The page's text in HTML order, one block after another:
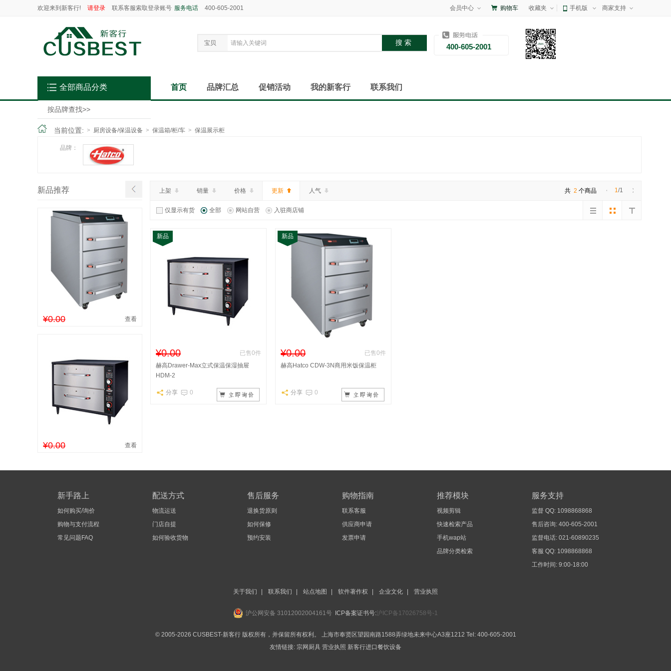
欢迎来到新客行! 请登录 联系客服索取登录账号 服务电话 400-605-2001 会员中心 购物车 收藏夹 手机版 商家支持
宝贝 400-605-2001
按品牌查找>>
全部商品分类 首页 品牌汇总 促销活动 我的新客行 联系我们
当前位置: > 厨房设备/保温设备 > 保温箱/柜/车 > 保温展示柜
品牌：
新品推荐
¥0.00 查看
¥0.00 查看
上架 销量 价格 更新 人气 1/1
共 2 个商品
仅显示有货 全部 网站自营 入驻商店铺
新品
¥0.00
已售0件
赫高Drawer-Max立式保温保湿抽屉
HDM-2
分享 0
新品
¥0.00
已售0件
赫高Hatco CDW-3N商用米饭保温柜
分享 0
新手路上
如何购买/询价
购物与支付流程
常见问题FAQ
配送方式
物流运送
门店自提
如何验收货物
售后服务
退换货原则
如何保修
预约安装
购物指南
联系客服
供应商申请
发票申请
推荐模块
视频剪辑
快速检索产品
手机wap站
品牌分类检索
服务支持
监督 QQ: 1098868868
售后咨询: 400-605-2001
监督电话: 021-60890235
客服 QQ: 1098868868
工作时间: 9:00-18:00
关于我们 联系我们 站点地图 软件著作权 企业文化 营业执照
沪公网安备 31012002004161号 ICP备案证书号:沪ICP备17026758号-1
© 2005-2026 CUSBEST-新客行 版权所有，并保留所有权利。 上海市奉贤区望园南路1588弄绿地未来中心A3座1212 Tel: 400-605-2001
友情链接: 宗网厨具 营业执照 新客行进口餐饮设备